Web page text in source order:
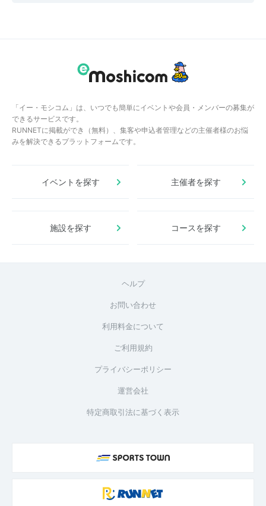
「イー・モシコム」は、いつでも簡単にイベントや会員・メンバーの募集が
できるサービスです。
RUNNETに掲載ができ（無料）、集客や申込者管理などの主催者様のお悩
みを解決できるプラットフォームです。
イベントを探す 主催者を探す
施設を探す コースを探す
ヘルプ
お問い合わせ
利用料金について
ご利用規約
プライバシーポリシー
運営会社
特定商取引法に基づく表示